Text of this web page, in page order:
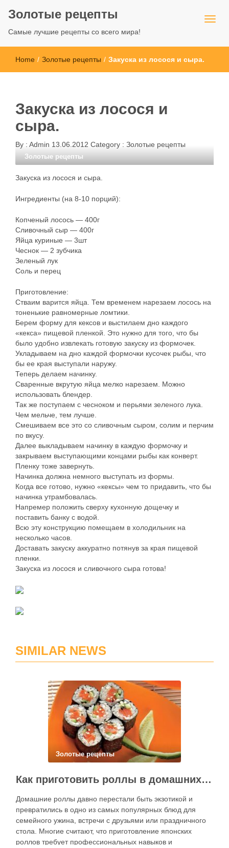
Золотые рецепты
Самые лучшие рецепты со всего мира!
Home / Золотые рецепты / Закуска из лосося и сыра.
Закуска из лосося и
сыра.
By : Admin 13.06.2012 Category : Золотые рецепты
Золотые рецепты
Закуска из лосося и сыра.
Ингредиенты (на 8-10 порций):
Копченый лосось — 400г
Сливочный сыр — 400г
Яйца куриные — 3шт
Чеснок — 2 зубчика
Зеленый лук
Соль и перец
Приготовление:
Стваим варится яйца. Тем временем нарезаем лосось на
тоненькие равномерные ломтики.
Берем форму для кексов и выстилаем дно каждого
«кекса» пищевой пленкой. Это нужно для того, что бы
было удобно извлекать готовую закуску из формочек.
Укладываем на дно каждой формочки кусочек рыбы, что
бы ее края выступали наружу.
Теперь делаем начинку.
Сваренные вкрутую яйца мелко нарезаем. Можно
использовать блендер.
Так же поступаем с чесноком и перьями зеленого лука.
Чем мельче, тем лучше.
Смешиваем все это со сливочным сыром, солим и перчим
по вкусу.
Далее выкладываем начинку в каждую формочку и
закрываем выступающими концами рыбы как конверт.
Пленку тоже завернуть.
Начинка должна немного выступать из формы.
Когда все готово, нужно «кексы» чем то придавить, что бы
начинка утрамбовалась.
Напремер положить сверху кухонную дощечку и
поставить банку с водой.
Всю эту конструкцию помещаем в холодильник на
несколько часов.
Доставать закуску аккуратно потянув за края пищевой
пленки.
Закуска из лосося и сливочного сыра готова!
SIMILAR NEWS
Золотые рецепты
Как приготовить роллы в домашних условиях?
Домашние роллы давно перестали быть экзотикой и
превратились в одно из самых популярных блюд для
семейного ужина, встречи с друзьями или праздничного
стола. Многие считают, что приготовление японских
роллов требует профессиональных навыков и